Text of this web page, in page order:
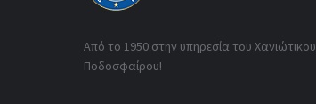
Από το 1950 στην υπηρεσία του Χανιώτικου
Ποδοσφαίρου!